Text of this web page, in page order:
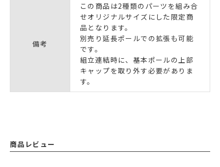
備考
この商品は2種類のパーツを組み合
せオリジナルサイズにした限定商
品となります。
別売り延長ポールでの拡張も可能
です。
組立連結時に、基本ポールの上部
キャップを取り外す必要がありま
す。
商品レビュー